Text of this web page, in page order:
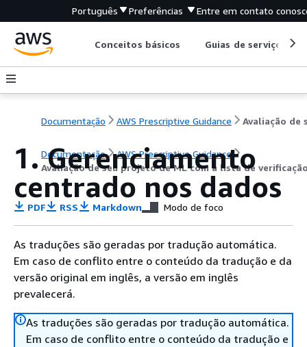
Português Preferências Entre em contato
Conceitos básicos Guias de serviço
Documentação AWS Prescriptive Guidance
Documentação
AWS Prescriptive Guidance
Avaliação de seu projeto de ML com a lista de
1. Gerenciamento
centrado nos dados
PDF RSS Markdown Modo de foco
As traduções são geradas por tradução automática.
Em caso de conflito entre o conteúdo da tradução e da
versão original em inglês, a versão em inglês
prevalecerá.
As traduções são geradas por tradução automática.
Em caso de conflito entre o conteúdo da tradução e